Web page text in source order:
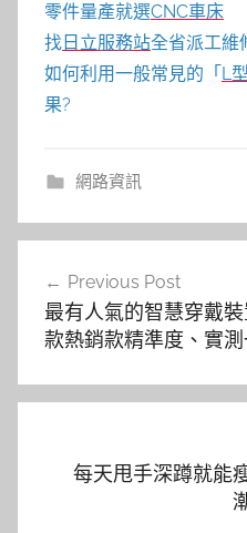
零件量產就選CNC車床
找 日立服務站全省派工維
如何利用一般常見的「 L
果?
網路資訊
導
覽
Previous Post
最有人氣的智慧穿戴
款熱銷款精準度、實
每天甩手深蹲就能